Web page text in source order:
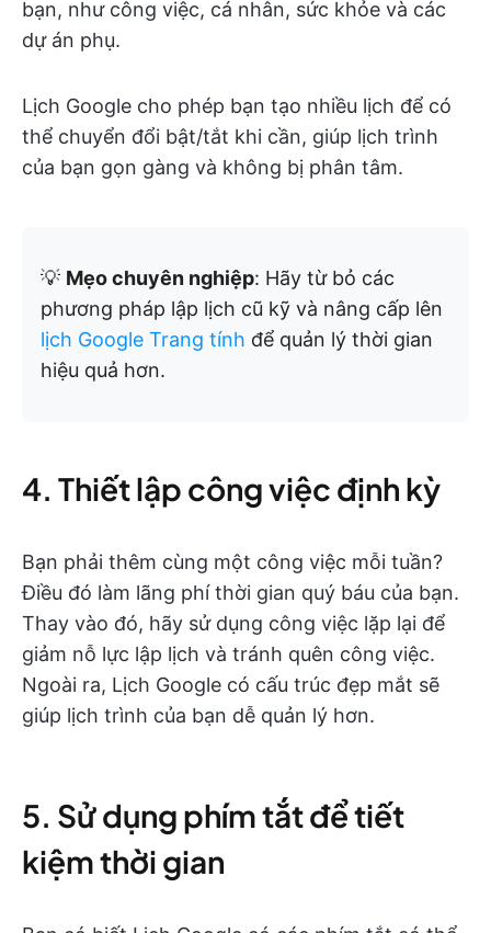
bạn, như công việc, cá nhân, sức khỏe và các
dự án phụ.
Lịch Google cho phép bạn tạo nhiều lịch để có
thể chuyển đổi bật/tắt khi cần, giúp lịch trình
của bạn gọn gàng và không bị phân tâm.
💡 Mẹo chuyên nghiệp: Hãy từ bỏ các
phương pháp lập lịch cũ kỹ và nâng cấp lên
lịch Google Trang tính để quản lý thời gian
hiệu quả hơn.
4. Thiết lập công việc định kỳ
Bạn phải thêm cùng một công việc mỗi tuần?
Điều đó làm lãng phí thời gian quý báu của bạn.
Thay vào đó, hãy sử dụng công việc lặp lại để
giảm nỗ lực lập lịch và tránh quên công việc.
Ngoài ra, Lịch Google có cấu trúc đẹp mắt sẽ
giúp lịch trình của bạn dễ quản lý hơn.
5. Sử dụng phím tắt để tiết
kiệm thời gian